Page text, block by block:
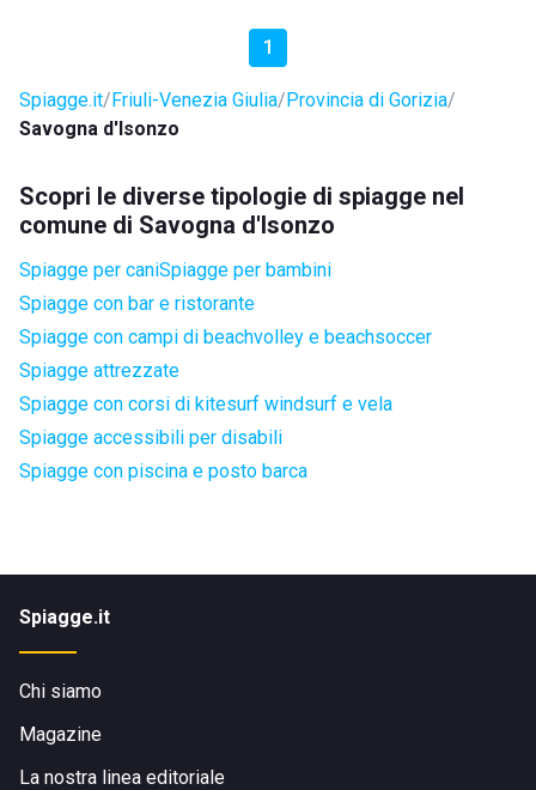
1
Spiagge.it Friuli-Venezia Giulia Provincia di Gorizia
Savogna d'Isonzo
Scopri le diverse tipologie di spiagge nel
comune di Savogna d'Isonzo
Spiagge per caniSpiagge per bambini
Spiagge con bar e ristorante
Spiagge con campi di beachvolley e beachsoccer
Spiagge attrezzate
Spiagge con corsi di kitesurf windsurf e vela
Spiagge accessibili per disabili
Spiagge con piscina e posto barca
Spiagge.it
Chi siamo
Magazine
La nostra linea editoriale